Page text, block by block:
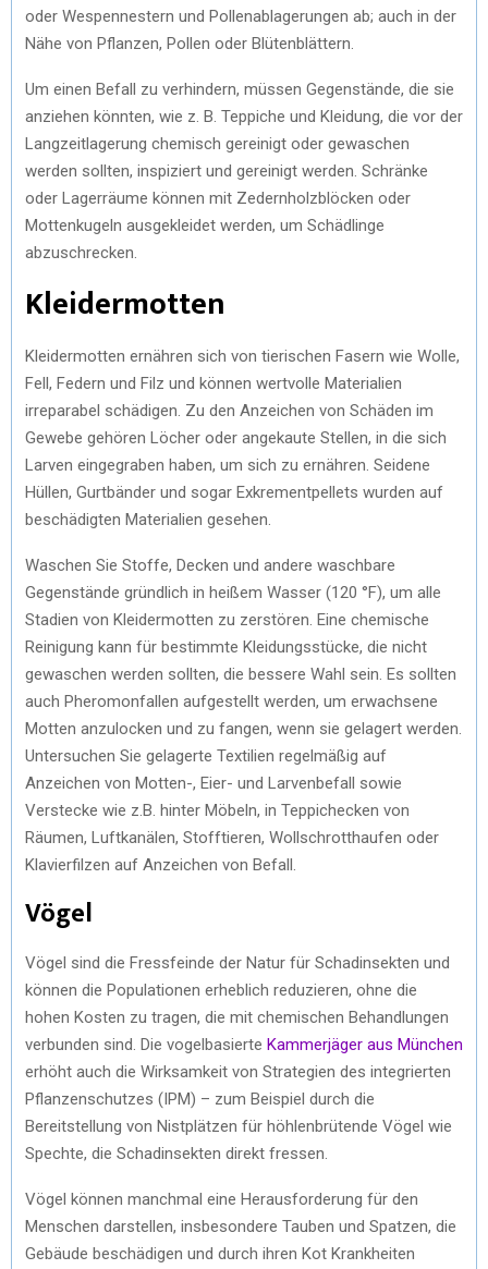
oder Wespennestern und Pollenablagerungen ab; auch in der
Nähe von Pflanzen, Pollen oder Blütenblättern.
Um einen Befall zu verhindern, müssen Gegenstände, die sie
anziehen könnten, wie z. B. Teppiche und Kleidung, die vor der
Langzeitlagerung chemisch gereinigt oder gewaschen
werden sollten, inspiziert und gereinigt werden. Schränke
oder Lagerräume können mit Zedernholzblöcken oder
Mottenkugeln ausgekleidet werden, um Schädlinge
abzuschrecken.
Kleidermotten
Kleidermotten ernähren sich von tierischen Fasern wie Wolle,
Fell, Federn und Filz und können wertvolle Materialien
irreparabel schädigen. Zu den Anzeichen von Schäden im
Gewebe gehören Löcher oder angekaute Stellen, in die sich
Larven eingegraben haben, um sich zu ernähren. Seidene
Hüllen, Gurtbänder und sogar Exkrementpellets wurden auf
beschädigten Materialien gesehen.
Waschen Sie Stoffe, Decken und andere waschbare
Gegenstände gründlich in heißem Wasser (120 °F), um alle
Stadien von Kleidermotten zu zerstören. Eine chemische
Reinigung kann für bestimmte Kleidungsstücke, die nicht
gewaschen werden sollten, die bessere Wahl sein. Es sollten
auch Pheromonfallen aufgestellt werden, um erwachsene
Motten anzulocken und zu fangen, wenn sie gelagert werden.
Untersuchen Sie gelagerte Textilien regelmäßig auf
Anzeichen von Motten-, Eier- und Larvenbefall sowie
Verstecke wie z.B. hinter Möbeln, in Teppichecken von
Räumen, Luftkanälen, Stofftieren, Wollschrotthaufen oder
Klavierfilzen auf Anzeichen von Befall.
Vögel
Vögel sind die Fressfeinde der Natur für Schadinsekten und
können die Populationen erheblich reduzieren, ohne die
hohen Kosten zu tragen, die mit chemischen Behandlungen
verbunden sind. Die vogelbasierte Kammerjäger aus München
erhöht auch die Wirksamkeit von Strategien des integrierten
Pflanzenschutzes (IPM) – zum Beispiel durch die
Bereitstellung von Nistplätzen für höhlenbrütende Vögel wie
Spechte, die Schadinsekten direkt fressen.
Vögel können manchmal eine Herausforderung für den
Menschen darstellen, insbesondere Tauben und Spatzen, die
Gebäude beschädigen und durch ihren Kot Krankheiten